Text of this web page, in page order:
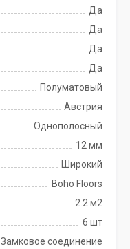
Да
Да
Да
Да
Полуматовый
Австрия
Однополосный
12 мм
Широкий
Boho Floors
2.2 м2
6 шт
Замковое соединение